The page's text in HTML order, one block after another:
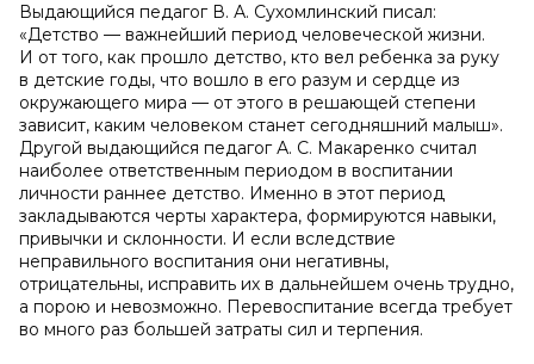
Выдающийся педагог В. А. Сухомлинский писал:
«Детство — важнейший период человеческой жизни.
И от того, как прошло детство, кто вел ребенка за руку
в детские годы, что вошло в его разум и сердце из
окружающего мира — от этого в решающей степени
зависит, каким человеком станет сегодняшний малыш».
Другой выдающийся педагог А. С. Макаренко считал
наиболее ответственным периодом в воспитании
личности раннее детство. Именно в этот период
закладываются черты характера, формируются навыки,
привычки и склонности. И если вследствие
неправильного воспитания они негативны,
отрицательны, исправить их в дальнейшем очень трудно,
а порою и невозможно. Перевоспитание всегда требует
во много раз большей затраты сил и терпения.